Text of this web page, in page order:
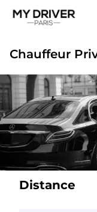
Chauffeur
Distance